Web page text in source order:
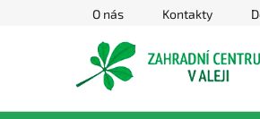
O nás Kontakty